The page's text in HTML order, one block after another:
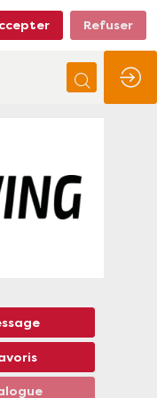
Refuser